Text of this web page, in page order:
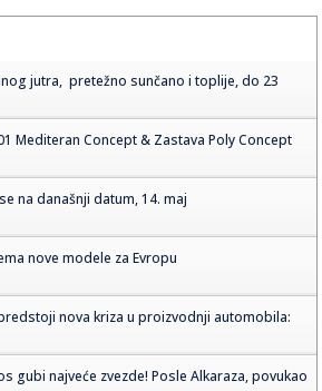
jutra, pretežno sunčano i toplije, do 23
Mediteran Concept & Zastava Poly Concept
na današnji datum, 14. maj
nove modele za Evropu
nova kriza u proizvodnji automobila:
gubi najveće zvezde! Posle Alkaraza, povukao